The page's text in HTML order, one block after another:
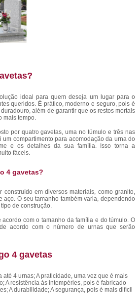
ideal para quem deseja um lugar para o
queridos. É prático, moderno e seguro, pois é
além de garantir que os restos mortais
mais tempo.
por quatro gavetas, uma no túmulo e três nas
um compartimento para acomodação da urna do
e os detalhes da sua família. Isso torna a
fáceis.
4 gavetas?
construído em diversos materiais, como granito,
aço. O seu tamanho também varia, dependendo
de construção.
com o tamanho da família e do túmulo. O
acordo com o número de urnas que serão
4 gavetas
até 4 urnas; A praticidade, uma vez que é mais
A resistência às intempéries, pois é fabricado
A durabilidade; A segurança, pois é mais difícil